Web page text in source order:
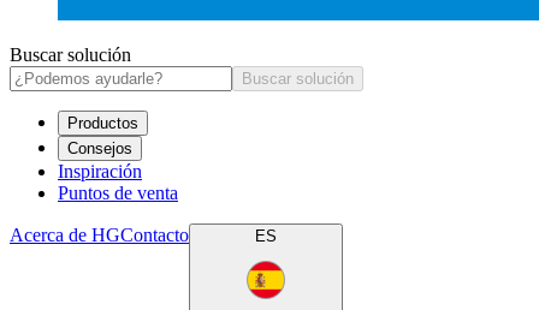
Buscar solución
Buscar solución
Productos
Consejos
Inspiración
Puntos de venta
Acerca de HGContacto ES